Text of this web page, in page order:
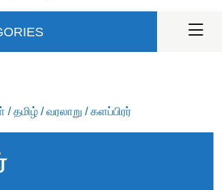
/தமிழ் /வரலாறு / களப்பிரர்